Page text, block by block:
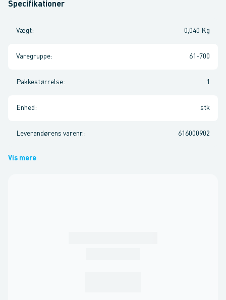
Specifikationer
Vægt: 0,040 Kg
Varegruppe: 61-700
Pakkestørrelse: 1
Enhed : stk
Leverandørens varenr. : 616000902
Vis mere